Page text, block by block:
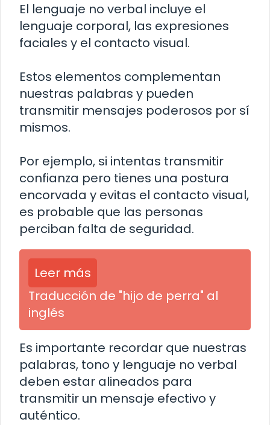
El lenguaje no verbal incluye el
lenguaje corporal, las expresiones
faciales y el contacto visual.
Estos elementos complementan
nuestras palabras y pueden
transmitir mensajes poderosos por sí
mismos.
Por ejemplo, si intentas transmitir
confianza pero tienes una postura
encorvada y evitas el contacto visual,
es probable que las personas
perciban falta de seguridad.
Leer más
Traducción de "hijo de perra" al
inglés
Es importante recordar que nuestras
palabras, tono y lenguaje no verbal
deben estar alineados para
transmitir un mensaje efectivo y
auténtico.